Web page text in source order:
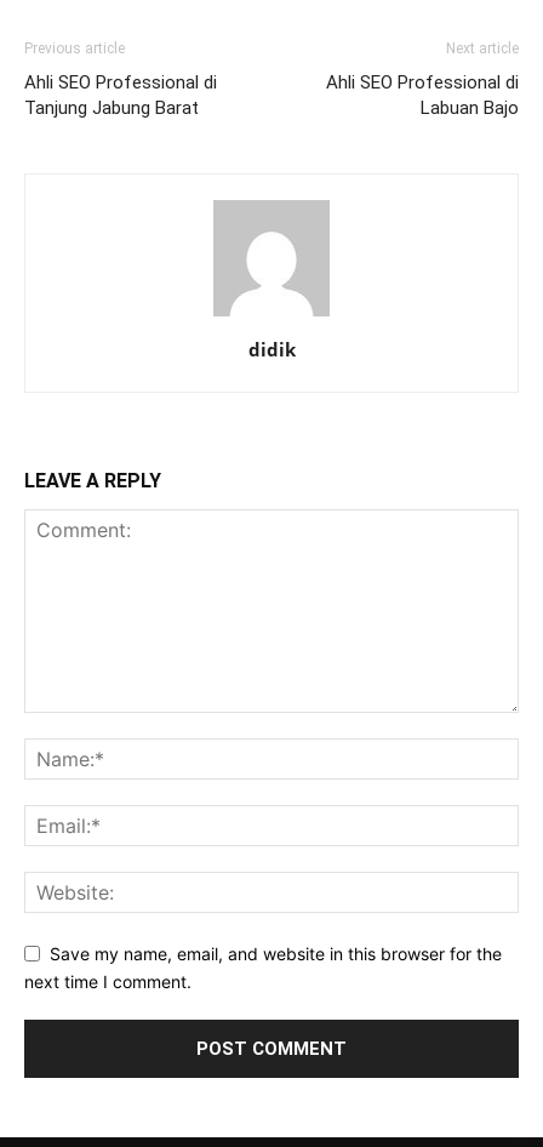
Previous article
Ahli SEO Professional di
Tanjung Jabung Barat
Next article
Ahli SEO Professional di
Labuan Bajo
didik
LEAVE A REPLY
Save my name, email, and website in this browser for the
next time I comment.